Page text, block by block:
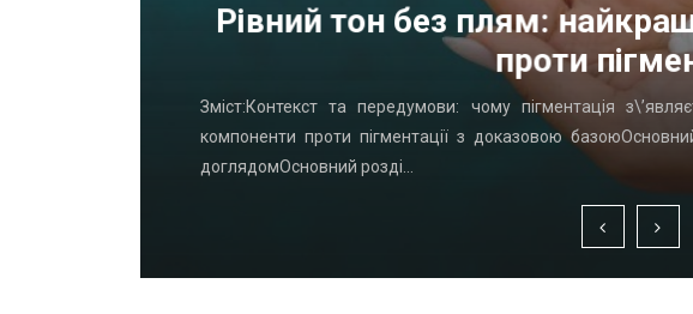
Рівний тон без плям:
проти
Зміст:Контекст та передумови: чому пігментація
компоненти проти пігментації з доказовою
доглядомОсновний розді…